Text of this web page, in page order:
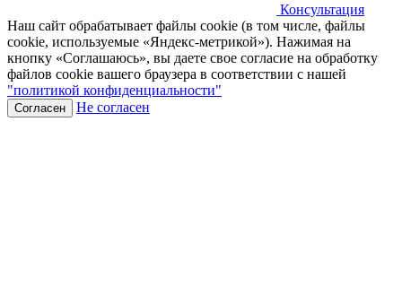
Консультация
Наш сайт обрабатывает файлы cookie (в том числе, файлы
cookie, используемые «Яндекс-метрикой»). Нажимая на
кнопку «Соглашаюсь», вы даете свое согласие на обработку
файлов cookie вашего браузера в соответствии с нашей
"политикой конфиденциальности"
Согласен Не согласен